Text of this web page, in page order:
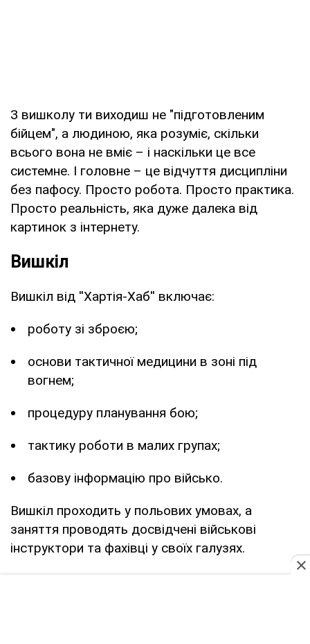
З вишколу ти виходиш не "підготовленим
бійцем", а людиною, яка розуміє, скільки
всього вона не вміє – і наскільки це все
системне. І головне – це відчуття дисципліни
без пафосу. Просто робота. Просто практика.
Просто реальність, яка дуже далека від
картинок з інтернету.
Вишкіл
Вишкіл від ''Хартія-Хаб'' включає:
роботу зі зброєю;
основи тактичної медицини в зоні під
вогнем;
процедуру планування бою;
тактику роботи в малих групах;
базову інформацію про військо.
Вишкіл проходить у польових умовах, а
заняття проводять досвідчені військові
інструктори та фахівці у своїх галузях.